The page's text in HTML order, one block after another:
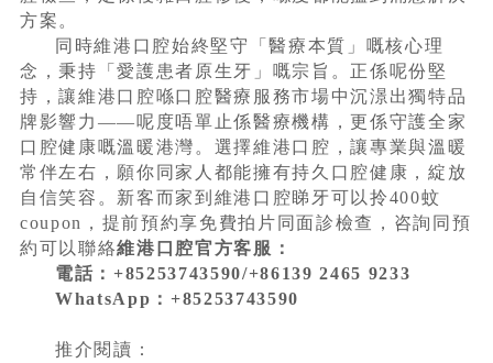
方案。
同時維港口腔始終堅守「醫療本質」嘅核心理
念，秉持「愛護患者原生牙」嘅宗旨。正係呢份堅
持，讓維港口腔喺口腔醫療服務市場中沉澋出獨特品
牌影響力——呢度唔單止係醫療機構，更係守護全家
口腔健康嘅溫暖港灣。選擇維港口腔，讓專業與溫暖
常伴左右，願你同家人都能擁有持久口腔健康，綻放
自信笑容。新客而家到維港口腔睇牙可以拎400蚊
coupon，提前預約享免費拍片同面診檢查，咨詢同預
約可以聯絡維港口腔官方客服：
電話：+85253743590/+86139 2465 9233
WhatsApp：+85253743590
推介閱讀：